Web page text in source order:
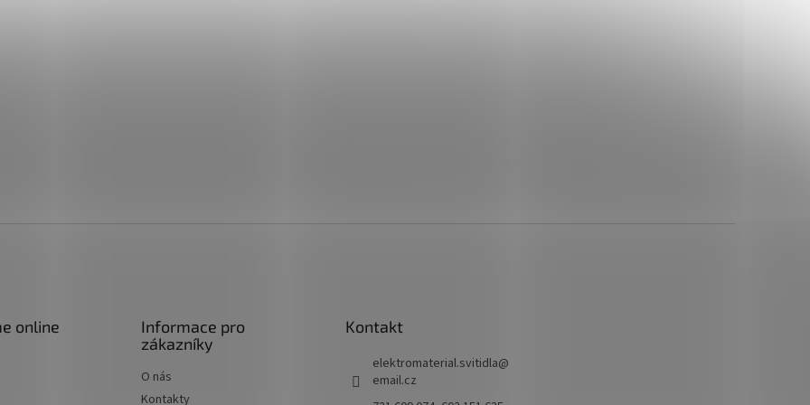
online
Informace pro
zákazníky
O nás
Kontakty
Kontakt
elektromaterial.svitidla@
email.cz